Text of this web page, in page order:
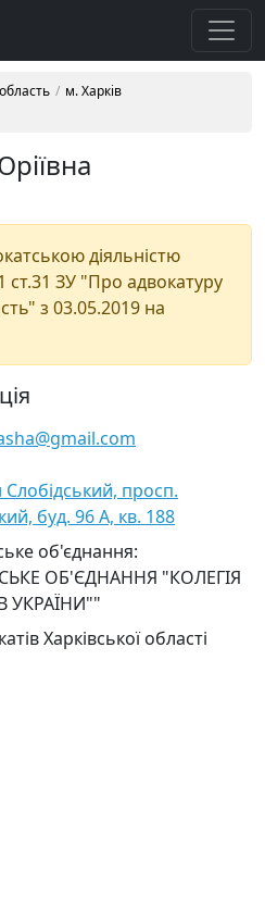
м. Харків
діяльністю
ст.31 ЗУ "Про адвокатуру
з 03.05.2019 на
Слобідський, просп.
буд. 96 А, кв. 188
об'єднання:
ОБ'ЄДНАННЯ "КОЛЕГІЯ
УКРАЇНИ""
Харківської області